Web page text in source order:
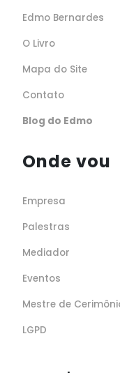
Edmo Bernardes
O Livro
Mapa do Site
Contato
Blog do Edmo
Onde vou
Empresa
Palestras
Mediador
Eventos
Mestre de
LGPD